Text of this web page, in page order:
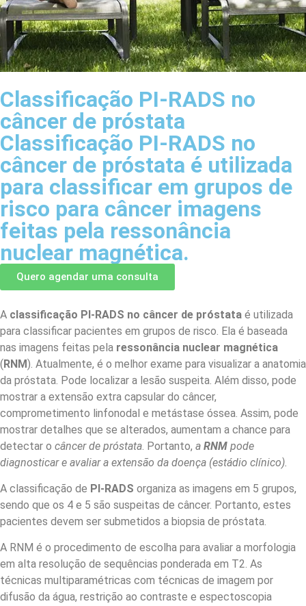
Classificação PI-RADS no
câncer de próstata
Classificação PI-RADS no
câncer de próstata é utilizada
para classificar em grupos de
risco para câncer imagens
feitas pela ressonância
nuclear magnética.
Quero agendar uma consulta
A classificação PI-RADS no câncer de próstata é utilizada
para classificar pacientes em grupos de risco. Ela é baseada
nas imagens feitas pela ressonância nuclear magnética
(RNM). Atualmente, é o melhor exame para visualizar a anatomia
da próstata. Pode localizar a lesão suspeita. Além disso, pode
mostrar a extensão extra capsular do câncer,
comprometimento linfonodal e metástase óssea. Assim, pode
mostrar detalhes que se alterados, aumentam a chance para
detectar o câncer de próstata . Portanto, a RNM pode
diagnosticar e avaliar a extensão da doença (estádio clínico).
A classificação de PI-RADS organiza as imagens em 5 grupos,
sendo que os 4 e 5 são suspeitas de câncer. Portanto, estes
pacientes devem ser submetidos a biopsia de próstata.
A RNM é o procedimento de escolha para avaliar a morfologia
em alta resolução de sequências ponderada em T2. As
técnicas multiparamétricas com técnicas de imagem por
difusão da água, restrição ao contraste e espectoscopia